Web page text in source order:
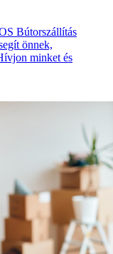
Bútorszállítás
önnek,
minket és